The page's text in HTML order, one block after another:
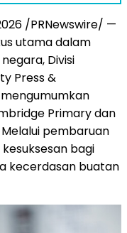
/PRNewswire/ —
utama dalam
Divisi
Press &
Primary dan
pembaruan
bagi
kecerdasan buatan